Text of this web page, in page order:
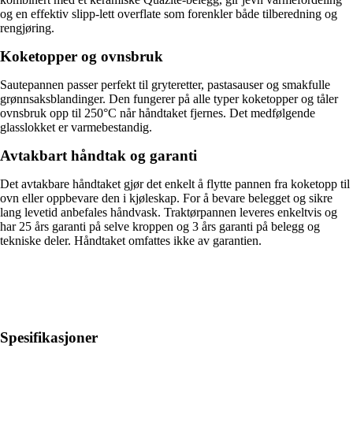
og en effektiv slipp-lett overflate som forenkler både tilberedning og
rengjøring.
Koketopper og ovnsbruk
Sautepannen passer perfekt til gryteretter, pastasauser og smakfulle
grønnsaksblandinger. Den fungerer på alle typer koketopper og tåler
ovnsbruk opp til 250°C når håndtaket fjernes. Det medfølgende
glasslokket er varmebestandig.
Avtakbart håndtak og garanti
Det avtakbare håndtaket gjør det enkelt å flytte pannen fra koketopp til
ovn eller oppbevare den i kjøleskap. For å bevare belegget og sikre
lang levetid anbefales håndvask. Traktørpannen leveres enkeltvis og
har 25 års garanti på selve kroppen og 3 års garanti på belegg og
tekniske deler. Håndtaket omfattes ikke av garantien.
Spesifikasjoner